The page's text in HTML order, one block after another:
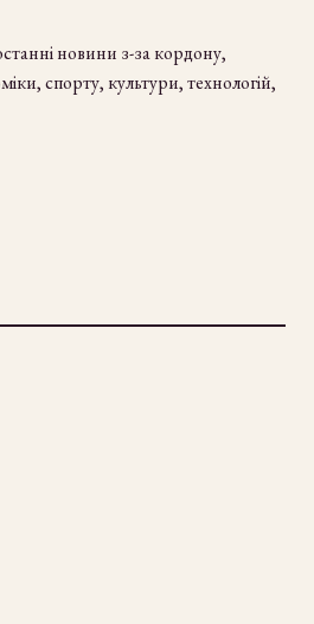
новини з-за кордону,
спорту, культури, технологій,